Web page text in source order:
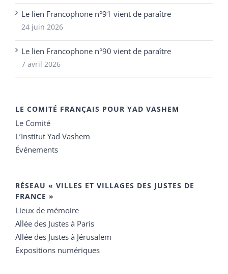
Le lien Francophone n°91 vient de paraître
24 juin 2026
Le lien Francophone n°90 vient de paraître
7 avril 2026
LE COMITÉ FRANÇAIS POUR YAD VASHEM
Le Comité
L’Institut Yad Vashem
Événements
RÉSEAU « VILLES ET VILLAGES DES JUSTES DE
FRANCE »
Lieux de mémoire
Allée des Justes à Paris
Allée des Justes à Jérusalem
Expositions numériques